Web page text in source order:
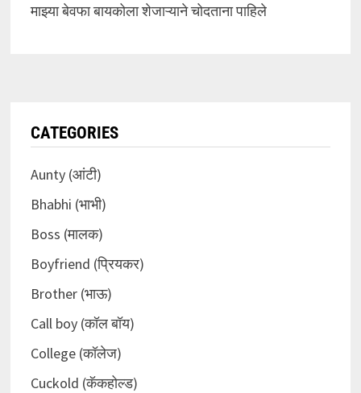
माझ्या बेवफा बायकोला शेजाऱ्याने चोदताना पाहिले
CATEGORIES
Aunty (आंटी)
Bhabhi (भाभी)
Boss (मालक)
Boyfriend (प्रियकर)
Brother (भाऊ)
Call boy (कॉल बॉय)
College (कॉलेज)
Cuckold (कॅकहोल्ड)